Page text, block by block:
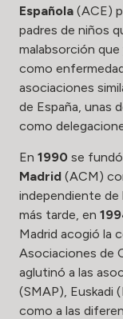
Española (ACE)
padres de niños
malabsorción
como
asociaciones
de España, unas
como
En 1990 se
Madrid (ACM)
independiente de
más tarde, en
Madrid acogió la
Asociaciones de
aglutinó a las
(SMAP), Euskadi
como a las